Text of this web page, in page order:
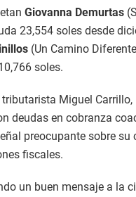
Giovanna Demurtas
23,554 soles desde
(Un Camino
soles.
Miguel Carrillo,
deudas en cobranza
preocupante sobre su
fiscales.
un buen mensaje a la